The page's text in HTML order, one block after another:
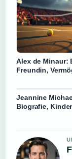
Alex de Minaur:
Freundin,
Jeannine
Biografie,